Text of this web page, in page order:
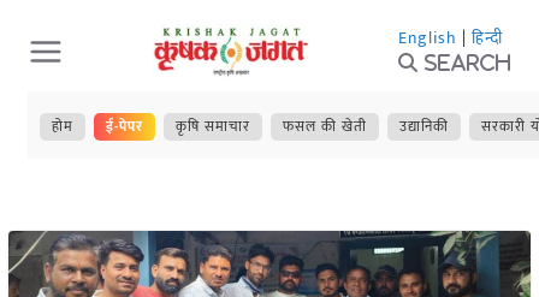
Skip
to
content
English | हिन्दी
Search
होम ई-पेपर कृषि समाचार फसल की खेती उद्यानिकी सरकारी